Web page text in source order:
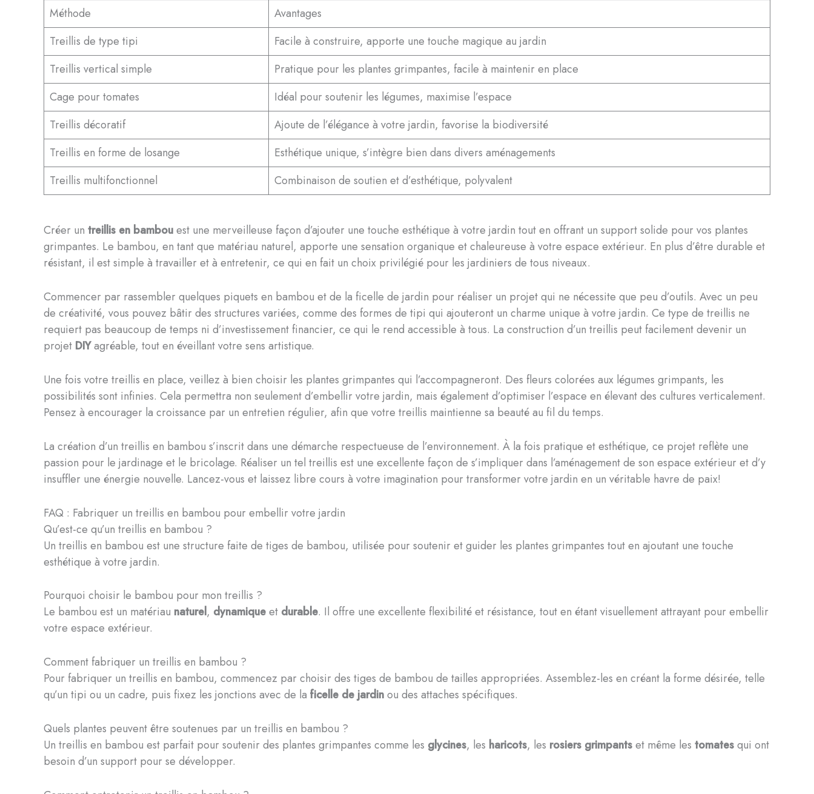
Méthode
Avantages
Treillis de type tipi
Facile à construire, apporte une touche magique au jardin
Treillis vertical simple
Pratique pour les plantes grimpantes, facile à maintenir en place
Cage pour tomates
Idéal pour soutenir les légumes, maximise l’espace
Treillis décoratif
Ajoute de l’élégance à votre jardin, favorise la biodiversité
Treillis en forme de losange
Esthétique unique, s’intègre bien dans divers aménagements
Treillis multifonctionnel
Combinaison de soutien et d’esthétique, polyvalent
Créer un treillis en bambouest une merveilleuse façon d’ajouter une touche esthétique à votre jardin tout en offrant un support solide pour vos plantes
grimpantes. Le bambou, en tant que matériau naturel, apporte une sensation organique et chaleureuse à votre espace extérieur. En plus d’être durable et
résistant, il est simple à travailler et à entretenir, ce qui en fait un choix privilégié pour les jardiniers de tous niveaux.
Commencer par rassembler quelques piquets en bambou et de la ficelle de jardin pour réaliser un projet qui ne nécessite que peu d’outils. Avec un peu
de créativité, vous pouvez bâtir des structures variées, comme des formes de tipi qui ajouteront un charme unique à votre jardin. Ce type de treillis ne
requiert pas beaucoup de temps ni d’investissement financier, ce qui le rend accessible à tous. La construction d’un treillis peut facilement devenir un
projet DIYagréable, tout en éveillant votre sens artistique.
Une fois votre treillis en place, veillez à bien choisir les plantes grimpantes qui l’accompagneront. Des fleurs colorées aux légumes grimpants, les
possibilités sont infinies. Cela permettra non seulement d’embellir votre jardin, mais également d’optimiser l’espace en élevant des cultures verticalement.
Pensez à encourager la croissance par un entretien régulier, afin que votre treillis maintienne sa beauté au fil du temps.
La création d’un treillis en bambou s’inscrit dans une démarche respectueuse de l’environnement. À la fois pratique et esthétique, ce projet reflète une
passion pour le jardinage et le bricolage. Réaliser un tel treillis est une excellente façon de s’impliquer dans l’aménagement de son espace extérieur et d’y
insuffler une énergie nouvelle. Lancez-vous et laissez libre cours à votre imagination pour transformer votre jardin en un véritable havre de paix!
FAQ : Fabriquer un treillis en bambou pour embellir votre jardin
Qu’est-ce qu’un treillis en bambou ?
Un treillis en bambou est une structure faite de tiges de bambou, utilisée pour soutenir et guider les plantes grimpantes tout en ajoutant une touche
esthétique à votre jardin.
Pourquoi choisir le bambou pour mon treillis ?
Le bambou est un matériau naturel, dynamiqueet durable. Il offre une excellente flexibilité et résistance, tout en étant visuellement attrayant pour embellir
votre espace extérieur.
Comment fabriquer un treillis en bambou ?
Pour fabriquer un treillis en bambou, commencez par choisir des tiges de bambou de tailles appropriées. Assemblez-les en créant la forme désirée, telle
qu’un tipi ou un cadre, puis fixez les jonctions avec de la ficelle de jardinou des attaches spécifiques.
Quels plantes peuvent être soutenues par un treillis en bambou ?
Un treillis en bambou est parfait pour soutenir des plantes grimpantes comme les glycines, les haricots, les rosiers grimpantset même les tomatesqui ont
besoin d’un support pour se développer.